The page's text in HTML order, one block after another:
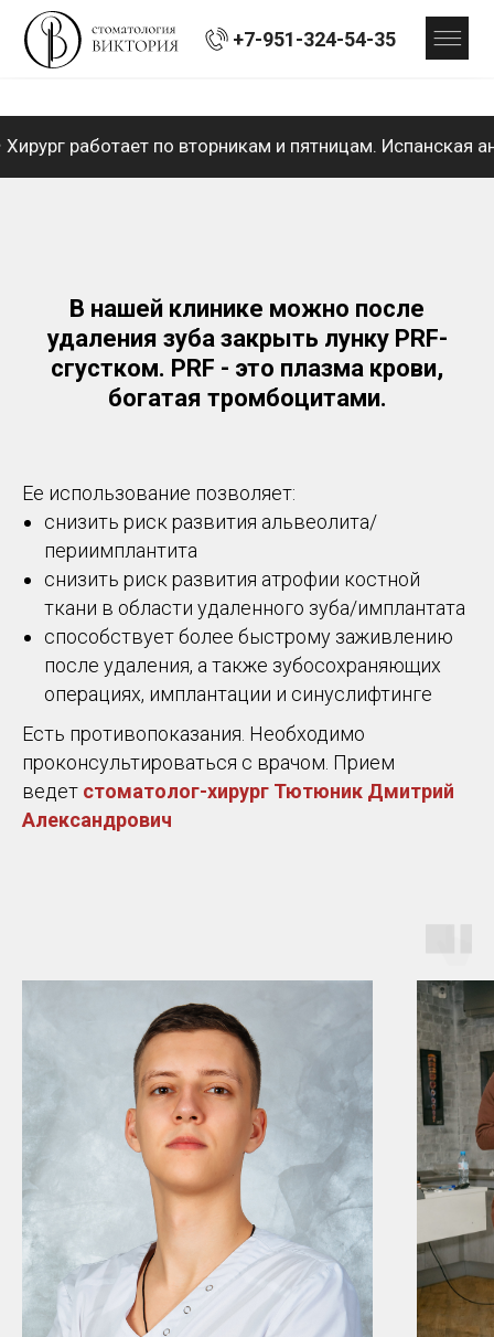
+7-951-324-54-35
В нашей клинике можно после
удаления зуба закрыть лунку PRF-
сгустком. PRF - это плазма крови,
богатая тромбоцитами.
Ее использование позволяет:
снизить риск развития альвеолита/
периимплантита
снизить риск развития атрофии костной
ткани в области удаленного зуба/имплантата
способствует более быстрому заживлению
после удаления, а также зубосохраняющих
операциях, имплантации и синуслифтинге
Есть противопоказания. Необходимо
проконсультироваться с врачом. Прием
ведет стоматолог-хирург Тютюник Дмитрий
Александрович